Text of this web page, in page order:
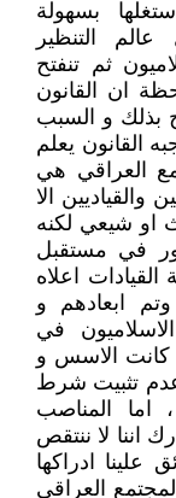
بسهولة
التنظير
ثم تنفتح
ان القانون
بذلك و السبب
القانون يعلم
العراقي هي
الا
او شيعي لكنه
في مستقبل
اعلاه
ابعادهم و
في
كانت الاسس و
عدم تثبيت شرط
اما المناصب
اننا لا ننتقص
ادراكها
العراقي